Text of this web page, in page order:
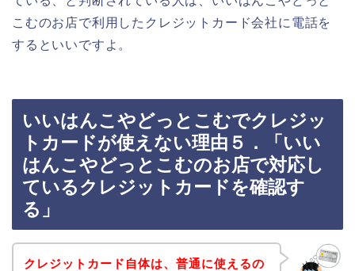
こむのお店で利用したクレジットカード会社に電話を
するといいですよ。
いいはんこやどっとこむでクレジッ
トカードが使えない理由５．「いい
はんこやどっとこむのお店で対応し
ているクレジットカードを確認す
る」
クレジットカード自体は、普通に使えるの